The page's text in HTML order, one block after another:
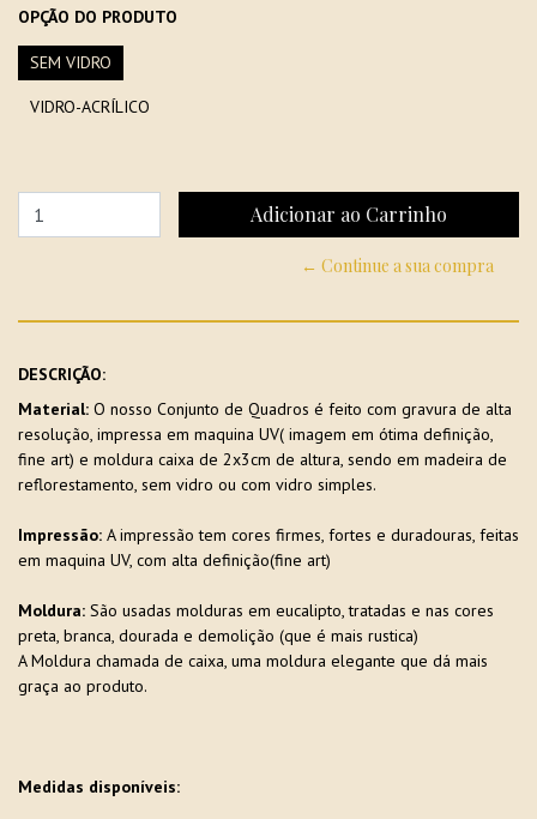
OPÇÃO DO PRODUTO
SEM VIDRO
VIDRO-ACRÍLICO
← Continue a sua compra
DESCRIÇÃO:
Material: O nosso Conjunto de Quadros é feito com gravura de alta
resolução, impressa em maquina UV( imagem em ótima definição,
fine art) e moldura caixa de 2x3cm de altura, sendo em madeira de
reflorestamento, sem vidro ou com vidro simples.
Impressão: A impressão tem cores firmes, fortes e duradouras, feitas
em maquina UV, com alta definição(fine art)
Moldura: São usadas molduras em eucalipto, tratadas e nas cores
preta, branca, dourada e demolição (que é mais rustica)
A Moldura chamada de caixa, uma moldura elegante que dá mais
graça ao produto.
Medidas disponíveis: